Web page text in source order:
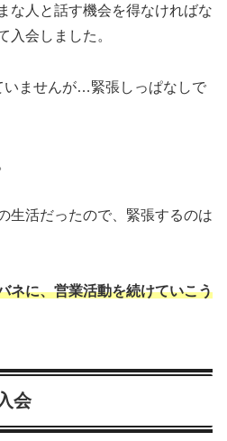
な人と話す機会を得なければな
会しました。
いませんが…緊張しっぱなしで
生活だったので、緊張するのは
ネに、営業活動を続けていこう
会